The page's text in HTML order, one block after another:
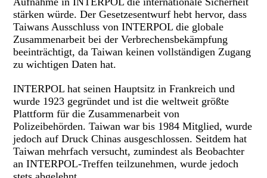
stärken würde. Der Gesetzesentwurf hebt hervor, dass
Taiwans Ausschluss von INTERPOL die globale
Zusammenarbeit bei der Verbrechensbekämpfung
beeinträchtigt, da Taiwan keinen vollständigen Zugang
zu wichtigen Daten hat.
INTERPOL hat seinen Hauptsitz in Frankreich und
wurde 1923 gegründet und ist die weltweit größte
Plattform für die Zusammenarbeit von
Polizeibehörden. Taiwan war bis 1984 Mitglied, wurde
jedoch auf Druck Chinas ausgeschlossen. Seitdem hat
Taiwan mehrfach versucht, zumindest als Beobachter
an INTERPOL-Treffen teilzunehmen, wurde jedoch